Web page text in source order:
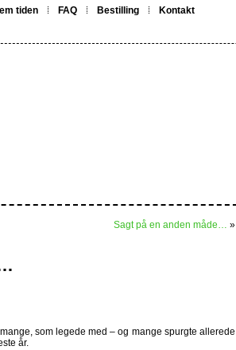
tiden FAQ Bestilling Kontakt
Sagt på en anden måde… »
som legede med – og mange spurgte allerede
år.